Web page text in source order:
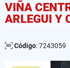
VIÑA
ARLEGUI Y
Código: 7243059